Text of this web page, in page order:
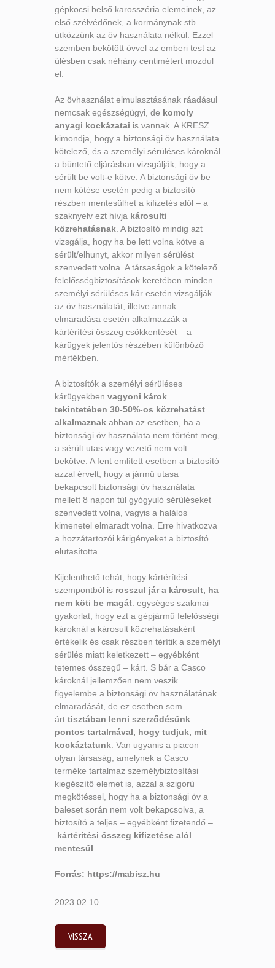
gépkocsi belső karosszéria elemeinek, az
első szélvédőnek, a kormánynak stb.
ütközzünk az öv használata nélkül. Ezzel
szemben bekötött övvel az emberi test az
ülésben csak néhány centimétert mozdul
el.
Az övhasználat elmulasztásának ráadásul
nemcsak egészségügyi, de komoly
anyagi kockázatai is vannak. A KRESZ
kimondja, hogy a biztonsági öv használata
kötelező, és a személyi sérüléses károknál
a büntető eljárásban vizsgálják, hogy a
sérült be volt-e kötve. A biztonsági öv be
nem kötése esetén pedig a biztosító
részben mentesülhet a kifizetés alól – a
szaknyelv ezt hívja károsulti
közrehatásnak . A biztosító mindig azt
vizsgálja, hogy ha be lett volna kötve a
sérült/elhunyt, akkor milyen sérülést
szenvedett volna. A társaságok a kötelező
felelősségbiztosítások keretében minden
személyi sérüléses kár esetén vizsgálják
az öv használatát, illetve annak
elmaradása esetén alkalmazzák a
kártérítési összeg csökkentését – a
kárügyek jelentős részében különböző
mértékben.
A biztosítók a személyi sérüléses
kárügyekben vagyoni károk
tekintetében 30-50%-os közrehatást
alkalmaznak abban az esetben, ha a
biztonsági öv használata nem történt meg,
a sérült utas vagy vezető nem volt
bekötve. A fent említett esetben a biztosító
azzal érvelt, hogy a jármű utasa
bekapcsolt biztonsági öv használata
mellett 8 napon túl gyógyuló sérüléseket
szenvedett volna, vagyis a halálos
kimenetel elmaradt volna. Erre hivatkozva
a hozzátartozói kárigényeket a biztosító
elutasította.
Kijelenthető tehát, hogy kártérítési
szempontból is rosszul jár a károsult, ha
nem köti be magát: egységes szakmai
gyakorlat, hogy ezt a gépjármű felelősségi
károknál a károsult közrehatásaként
értékelik és csak részben térítik a személyi
sérülés miatt keletkezett – egyébként
tetemes összegű – kárt. S bár a Casco
károknál jellemzően nem veszik
figyelembe a biztonsági öv használatának
elmaradását, de ez esetben sem
árt tisztában lenni szerződésünk
pontos tartalmával, hogy tudjuk, mit
kockáztatunk . Van ugyanis a piacon
olyan társaság, amelynek a Casco
terméke tartalmaz személybiztosítási
kiegészítő elemet is, azzal a szigorú
megkötéssel, hogy ha a biztonsági öv a
baleset során nem volt bekapcsolva, a
biztosító a teljes – egyébként fizetendő –
kártérítési összeg kifizetése alól
mentesül
Forrás: https://mabisz.hu
2023.02.10.
VISSZA